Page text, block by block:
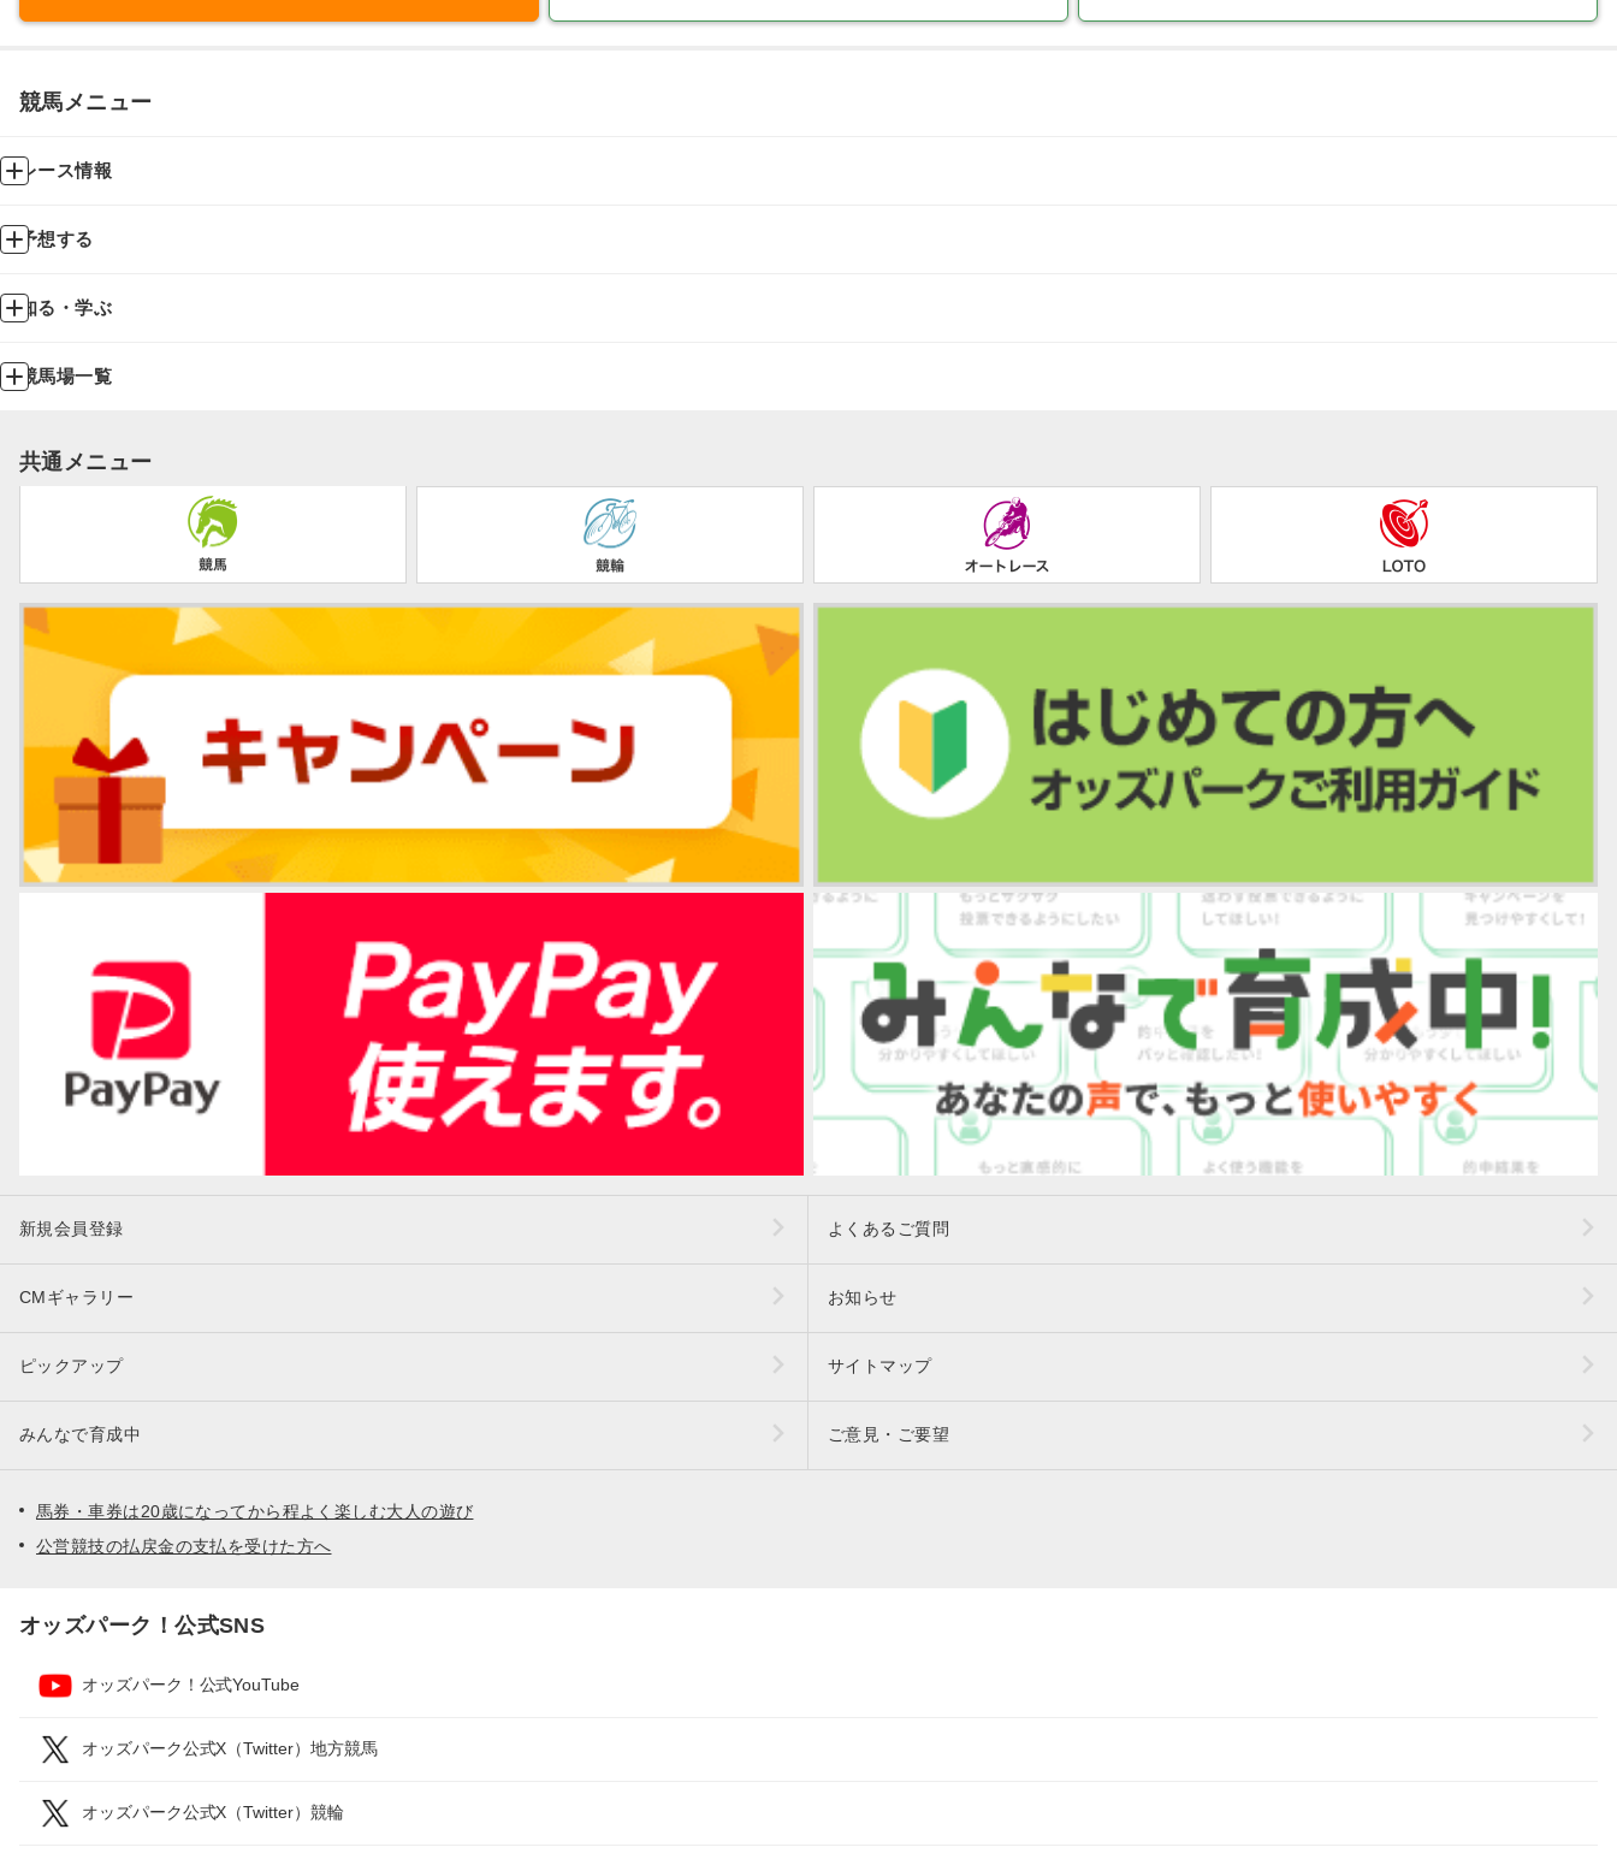
競馬メニュー
レース情報
予想する
知る・学ぶ
競馬場一覧
共通メニュー
新規会員登録 よくあるご質問
CMギャラリー お知らせ
ピックアップ サイトマップ
みんなで育成中 ご意見・ご要望
馬券・車券は20歳になってから程よく楽しむ大人の遊び
公営競技の払戻金の支払を受けた方へ
オッズパーク！公式SNS
オッズパーク！公式YouTube
オッズパーク公式X（Twitter）地方競馬
オッズパーク公式X（Twitter）競輪